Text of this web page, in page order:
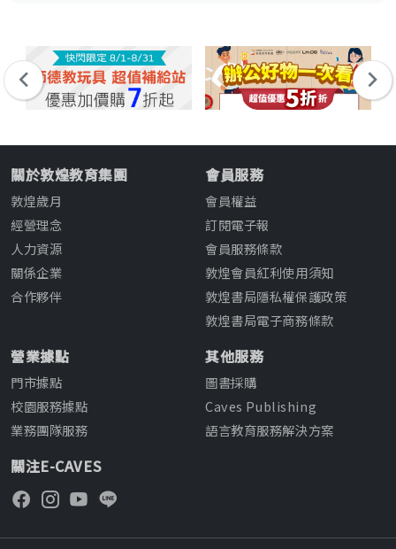
關於敦煌教育集團
敦煌歲月
經營理念
人力資源
關係企業
合作夥伴
會員服務
會員權益
訂閱電子報
會員服務條款
敦煌會員紅利使用須知
敦煌書局隱私權保護政策
敦煌書局電子商務條款
營業據點
門市據點
校園服務據點
業務團隊服務
其他服務
圖書採購
Caves Publishing
語言教育服務解決方案
關注E-CAVES